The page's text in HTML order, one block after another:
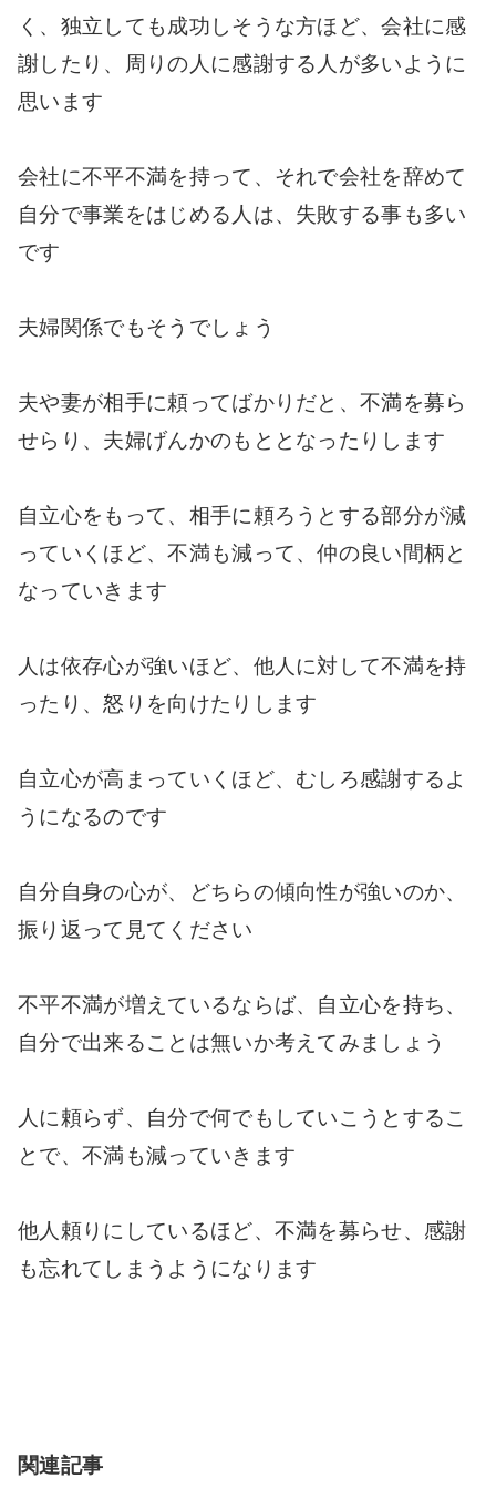
く、独立しても成功しそうな方ほど、会社に感
謝したり、周りの人に感謝する人が多いように
思います
会社に不平不満を持って、それで会社を辞めて
自分で事業をはじめる人は、失敗する事も多い
です
夫婦関係でもそうでしょう
夫や妻が相手に頼ってばかりだと、不満を募ら
せらり、夫婦げんかのもととなったりします
自立心をもって、相手に頼ろうとする部分が減
っていくほど、不満も減って、仲の良い間柄と
なっていきます
人は依存心が強いほど、他人に対して不満を持
ったり、怒りを向けたりします
自立心が高まっていくほど、むしろ感謝するよ
うになるのです
自分自身の心が、どちらの傾向性が強いのか、
振り返って見てください
不平不満が増えているならば、自立心を持ち、
自分で出来ることは無いか考えてみましょう
人に頼らず、自分で何でもしていこうとするこ
とで、不満も減っていきます
他人頼りにしているほど、不満を募らせ、感謝
も忘れてしまうようになります
関連記事